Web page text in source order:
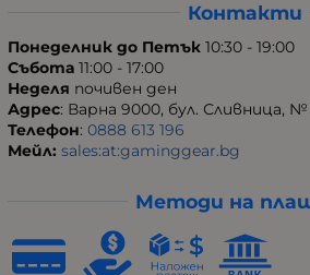
Контакти
Понеделник до Петък 10:30 - 19:00
Събота 11:00 - 17:00
Неделя почивен ден
Адрес: Варна 9000, бул. Сливница, №
Телефон: 0888 613 196
Мейл: sales:at:gaminggear.bg
Методи на